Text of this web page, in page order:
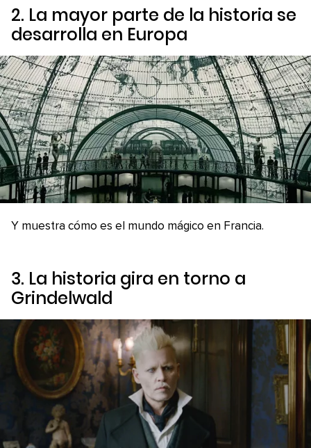
2. La mayor parte de la historia se
desarrolla en Europa
Y muestra cómo es el mundo mágico en Francia.
3. La historia gira en torno a
Grindelwald